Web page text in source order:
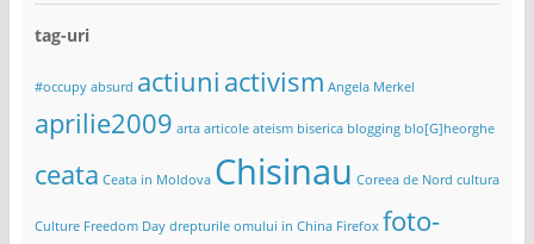
tag-uri
#occupy absurd actiuni activism Angela Merkel
aprilie2009 arta articole ateism biserica blogging blo[G]heorghe
ceata Ceata in Moldova Chisinau Coreea de Nord cultura
Culture Freedom Day drepturile omului in China Firefox foto-